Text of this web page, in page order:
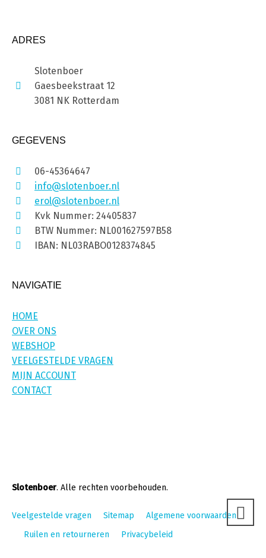
ADRES
Slotenboer
Gaesbeekstraat 12
3081 NK Rotterdam
GEGEVENS
06-45364647
info@slotenboer.nl
erol@slotenboer.nl
Kvk Nummer: 24405837
BTW Nummer: NL001627597B58
IBAN: NL03RABO0128374845
NAVIGATIE
HOME
OVER ONS
WEBSHOP
VEELGESTELDE VRAGEN
MIJN ACCOUNT
CONTACT
Slotenboer. Alle rechten voorbehouden.
Veelgestelde vragen Sitemap
Algemene voorwaarden
Ruilen en retourneren
Privacybeleid